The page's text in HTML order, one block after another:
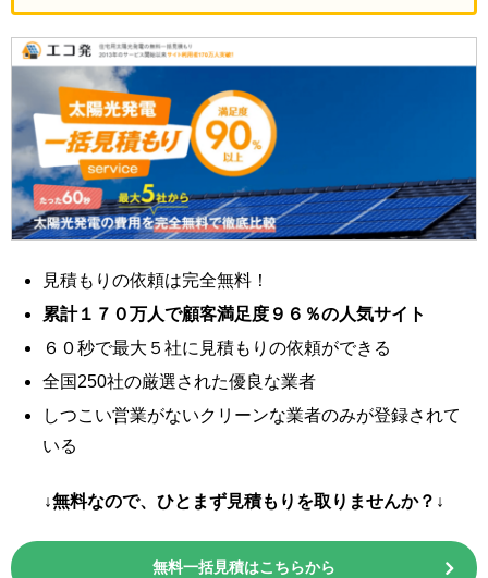
見積もりの依頼は完全無料！
累計１７０万人で顧客満足度９６％の人気サイト
６０秒で最大５社に見積もりの依頼ができる
全国250社の厳選された優良な業者
しつこい営業がないクリーンな業者のみが登録されて
いる
↓無料なので、ひとまず見積もりを取りませんか？↓
無料一括見積はこちらから